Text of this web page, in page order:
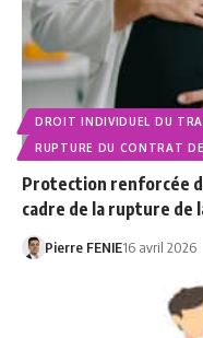
DROIT INDIVIDUEL DU
RUPTURE DU CONTRAT
Protection renforcée
cadre de la rupture de
Pierre FENIE16 avril 2026